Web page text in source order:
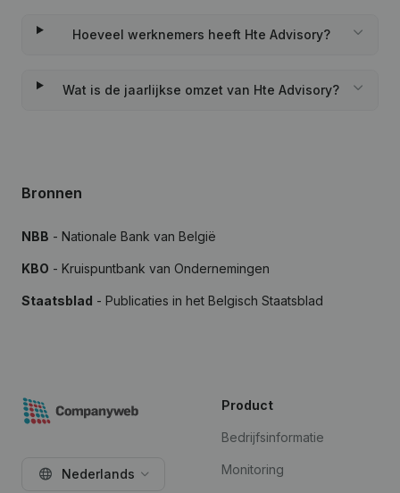
Hoeveel werknemers heeft Hte Advisory?
Wat is de jaarlijkse omzet van Hte Advisory?
Bronnen
NBB - Nationale Bank van België
KBO - Kruispuntbank van Ondernemingen
Staatsblad - Publicaties in het Belgisch Staatsblad
Nederlands
Product
Bedrijfsinformatie
Monitoring